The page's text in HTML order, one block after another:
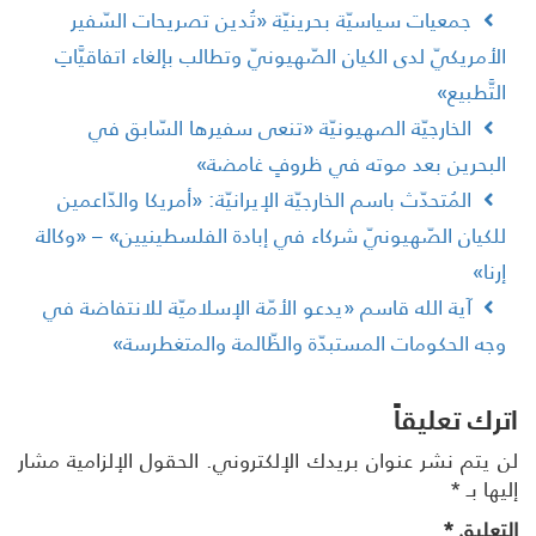
جمعيات سياسيّة بحرينيّة «تُدين تصريحات السّفير
لدى الكيان الصّهيونيّ وتطالب بإلغاء اتفاقيَّاتِ
الخارجيّة الصهيونيّة «تنعى سفيرها السّابق في
بعد موته في ظروفٍ غامضة»
المُتحدّث باسم الخارجيّة الإيرانيّة: «أمريكا والدّاعمين
الصّهيونيّ شركاء في إبادة الفلسطينيين» – «وكالة
آية الله قاسم «يدعو الأمّة الإسلاميّة للانتفاضة في
الحكومات المستبدّة والظّالمة والمتغطرسة»
تعليقاً
يتم نشر عنوان بريدك الإلكتروني. الحقول الإلزامية مشار
بـ*